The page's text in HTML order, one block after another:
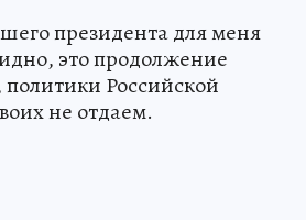
президента для меня
это продолжение
Российской
не отдаем.